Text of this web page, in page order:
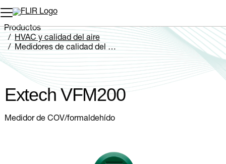
Productos
HVAC y calidad del aire
Medidores de calidad del aire
Extech VFM200
Extech VFM200
Medidor de COV/formaldehído